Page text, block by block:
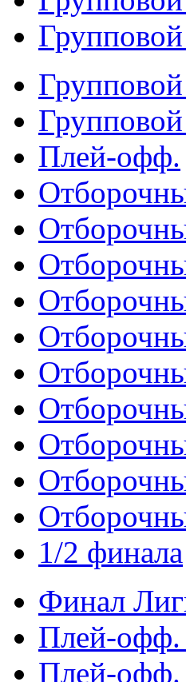
Плей-офф.
1/2 финала
Финал
Плей-офф.
Плей-офф.